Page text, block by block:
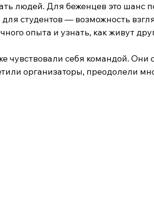
людей. Для беженцев это шанс
студентов — возможность
опыта и узнать, как живут
чувствовали себя командой. Они
организаторы, преодолели